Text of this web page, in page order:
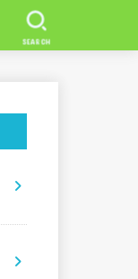
SEARCH